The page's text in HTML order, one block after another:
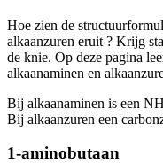
Hoe zien de
alkaanzuren eruit ? Krijg
de knie. Op deze pagina
alkaanaminen en
Bij alkaanaminen is een
Bij alkaanzuren een
1-aminobutaan